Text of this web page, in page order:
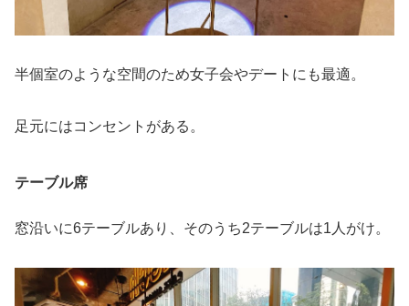
半個室のような空間のため女子会やデートにも最適。
足元にはコンセントがある。
テーブル席
窓沿いに6テーブルあり、そのうち2テーブルは1人がけ。